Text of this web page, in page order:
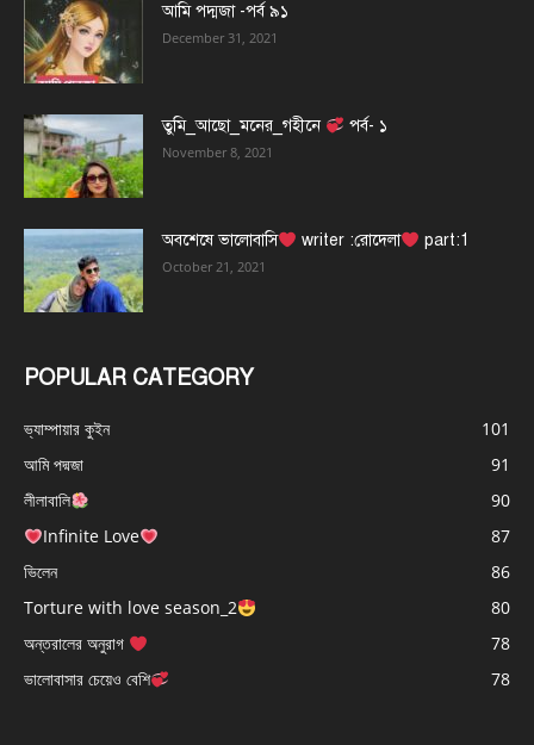
আমি পদ্মজা -পর্ব ৯১
December 31, 2021
তুমি_আছো_মনের_গহীনে পর্ব- ১
November 8, 2021
অবশেষে ভালোবাসি writer :রোদেলা part:1
October 21, 2021
POPULAR CATEGORY
ভ্যাম্পায়ার কুইন
101
আমি পদ্মজা
91
লীলাবালি
90
Infinite Love
87
ভিলেন
86
Torture with love season_2
80
অন্তরালের অনুরাগ
78
ভালোবাসার চেয়েও বেশি
78